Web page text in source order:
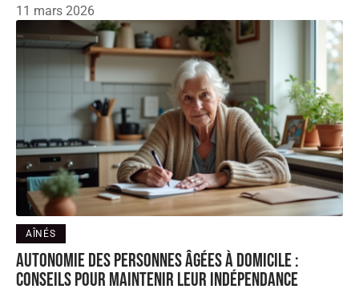
11 mars 2026
AÎNÉS
Autonomie des personnes âgées à domicile :
conseils pour maintenir leur indépendance